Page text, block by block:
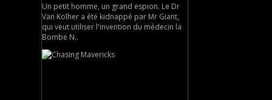
Un petit homme, un grand espion. Le Dr
Van Kolher a été kidnappé par Mr Giant,
qui veut utiliser l'invention du médecin la
Bombe N..